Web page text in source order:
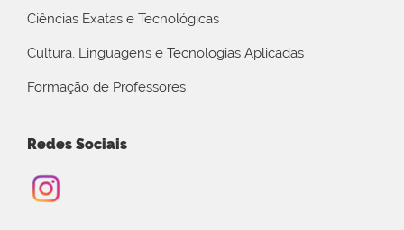
Ciências Exatas e Tecnológicas
Cultura, Linguagens e Tecnologias Aplicadas
Formação de Professores
Redes Sociais